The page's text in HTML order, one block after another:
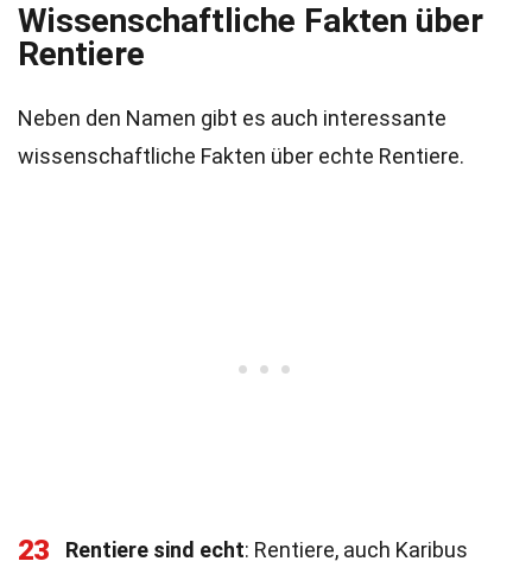
Wissenschaftliche Fakten über
Rentiere
Neben den Namen gibt es auch interessante
wissenschaftliche Fakten über echte Rentiere.
23 Rentiere sind echt: Rentiere, auch Karibus